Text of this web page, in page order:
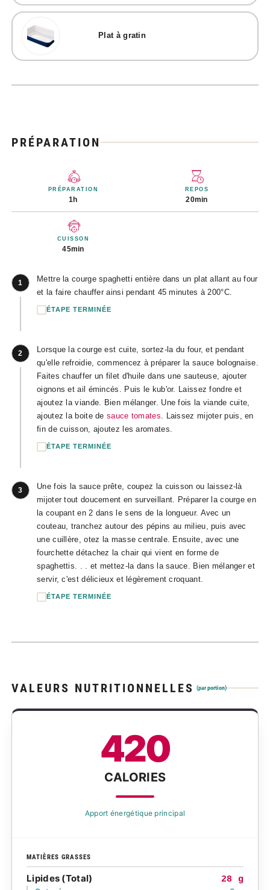
Plat à gratin
PRÉPARATION
PRÉPARATION
1h
REPOS
20min
CUISSON
45min
1
Mettre la courge spaghetti entière dans un plat allant au four
et la faire chauffer ainsi pendant 45 minutes à 200°C.
ÉTAPE TERMINÉE
2
Lorsque la courge est cuite, sortez-la du four, et pendant
qu'elle refroidie, commencez à préparer la sauce bolognaise.
Faites chauffer un filet d'huile dans une sauteuse, ajouter
oignons et ail émincés. Puis le kub'or. Laissez fondre et
ajoutez la viande. Bien mélanger. Une fois la viande cuite,
ajoutez la boite desauce tomates . Laissez mijoter puis, en
fin de cuisson, ajoutez les aromates.
ÉTAPE TERMINÉE
3
Une fois la sauce prête, coupez la cuisson ou laissez-là
mijoter tout doucement en surveillant. Préparer la courge en
la coupant en 2 dans le sens de la longueur. Avec un
couteau, tranchez autour des pépins au milieu, puis avec
une cuillère, otez la masse centrale. Ensuite, avec une
fourchette détachez la chair qui vient en forme de
spaghettis. . . et mettez-la dans la sauce. Bien mélanger et
servir, c'est délicieux et légèrement croquant.
ÉTAPE TERMINÉE
VALEURS NUTRITIONNELLES (par portion)
420
CALORIES
Apport énergétique principal
MATIÈRES GRASSES
Lipides (Total)
28 g